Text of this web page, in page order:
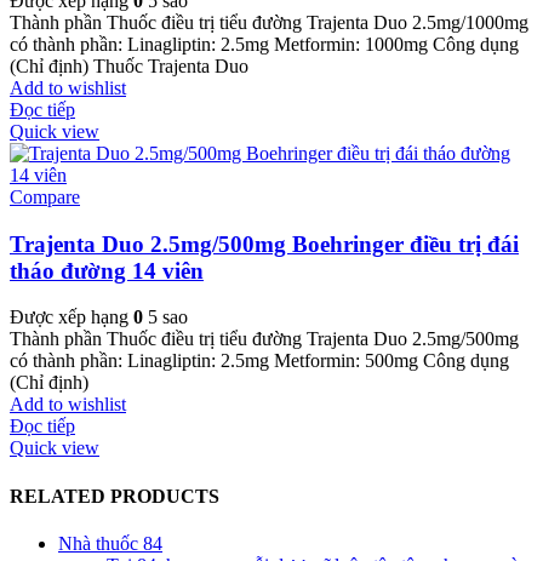
Thành phần Thuốc điều trị tiểu đường Trajenta Duo 2.5mg/1000mg
có thành phần: Linagliptin: 2.5mg Metformin: 1000mg Công dụng
(Chỉ định) Thuốc Trajenta Duo
Add to wishlist
Đọc tiếp
Quick view
Compare
Trajenta Duo 2.5mg/500mg Boehringer điều trị đái
tháo đường 14 viên
Được xếp hạng 0 5 sao
Thành phần Thuốc điều trị tiểu đường Trajenta Duo 2.5mg/500mg
có thành phần: Linagliptin: 2.5mg Metformin: 500mg Công dụng
(Chỉ định)
Add to wishlist
Đọc tiếp
Quick view
RELATED PRODUCTS
Nhà thuốc 84